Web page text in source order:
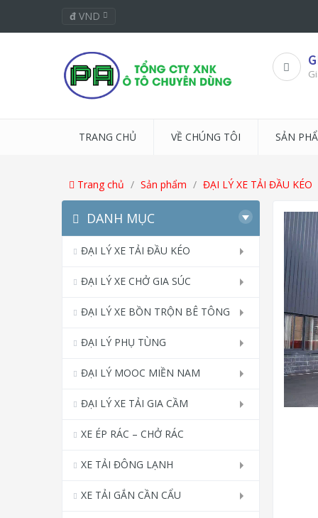
đ VND
TRANG CHỦ VỀ CHÚNG TÔI SẢN
Trang chủ Sản phẩm ĐẠI LÝ XE TẢI ĐẦU KÉO
DANH MỤC
ĐẠI LÝ XE TẢI ĐẦU KÉO
ĐẠI LÝ XE CHỞ GIA SÚC
ĐẠI LÝ XE BỒN TRỘN BÊ TÔNG
ĐẠI LÝ PHỤ TÙNG
ĐẠI LÝ MOOC MIỀN NAM
ĐẠI LÝ XE TẢI GIA CẦM
XE ÉP RÁC – CHỞ RÁC
XE TẢI ĐÔNG LẠNH
XE TẢI GẮN CẦN CẨU